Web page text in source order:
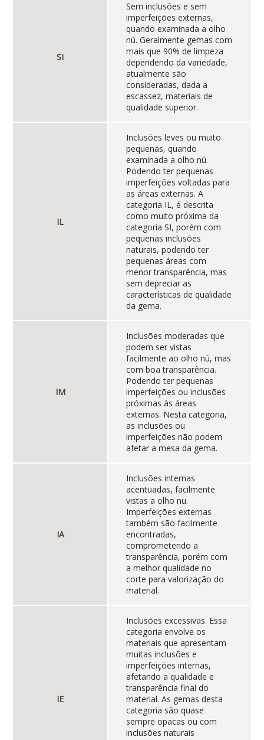
SI
Sem inclusões e sem
imperfeições externas,
quando examinada a olho
nú. Geralmente gemas com
mais que 90% de limpeza
dependendo da variedade,
atualmente são
consideradas, dada a
escassez, materiais de
qualidade superior.
IL
Inclusões leves ou muito
pequenas, quando
examinada a olho nú.
Podendo ter pequenas
imperfeições voltadas para
as áreas externas. A
categoria IL, é descrita
como muito próxima da
categoria SI, porém com
pequenas inclusões
naturais, podendo ter
pequenas áreas com
menor transparência, mas
sem depreciar as
características de qualidade
da gema.
IM
Inclusões moderadas que
podem ser vistas
facilmente ao olho nú, mas
com boa transparência.
Podendo ter pequenas
imperfeições ou inclusões
próximas às áreas
externas. Nesta categoria,
as inclusões ou
imperfeições não podem
afetar a mesa da gema.
IA
Inclusões internas
acentuadas, facilmente
vistas a olho nu.
Imperfeições externas
também são facilmente
encontradas,
comprometendo a
transparência, porém com
a melhor qualidade no
corte para valorização do
material.
IE
Inclusões excessivas. Essa
categoria envolve os
materiais que apresentam
muitas inclusões e
imperfeições internas,
afetando a qualidade e
transparência final do
material. As gemas desta
categoria são quase
sempre opacas ou com
inclusões naturais